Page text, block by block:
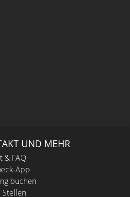
UND MEHR
& FAQ
App
buchen
Stellen